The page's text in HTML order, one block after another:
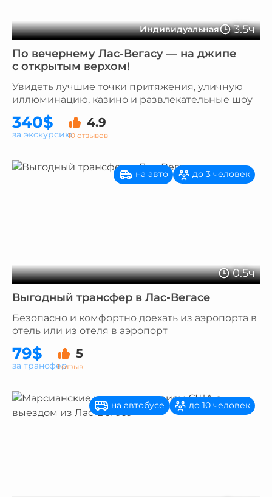
Индивидуальная
3.5ч
По вечернему Лас-Вегасу — на джипе
с открытым верхом!
Увидеть лучшие точки притяжения, уличную
иллюминацию, казино и развлекательные шоу
340$ 4.9
10 отзывов
за экскурсию
0.5ч
на авто до 3 человек
Выгодный трансфер в Лас-Вегасе
Безопасно и комфортно доехать из аэропорта в
отель или из отеля в аэропорт
79$ 5
1 отзыв
за трансфер
на автобусе до 10 человек